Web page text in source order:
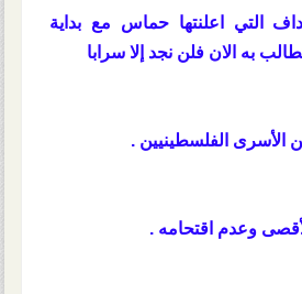
التي اعلنتها حماس مع بداية
تطالب به الان فلن نجد إلا سرابا